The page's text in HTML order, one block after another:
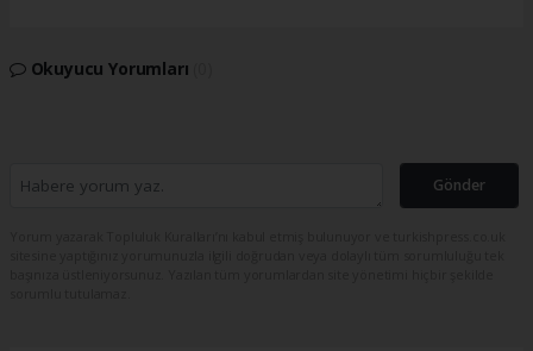
Okuyucu Yorumları
Gönder